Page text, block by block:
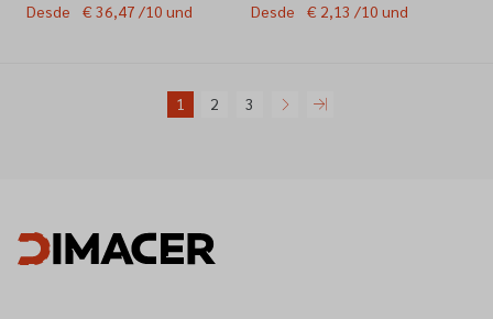
II
Desde € 36,47 /10 und
Desde
€ 2,13 /10 und
1 2 3